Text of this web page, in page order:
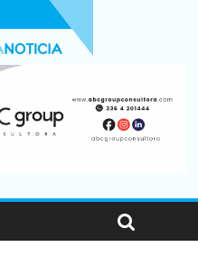
y consumo
viajaron por el país, un 5,9%